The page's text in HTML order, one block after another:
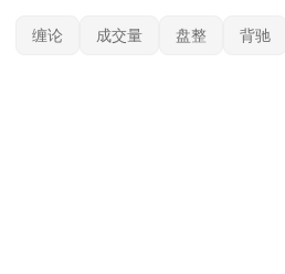
缠论 成交量 盘整 背驰